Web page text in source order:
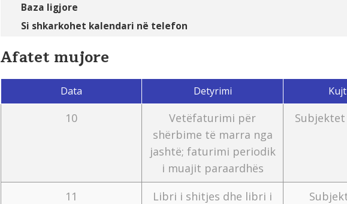
Baza ligjore
Si shkarkohet kalendari në telefon
Afatet mujore
Data Detyrimi
10
Vetëfaturimi për
shërbime të marra nga
jashtë; faturimi periodik
i muajit paraardhës
11
Libri i shitjes dhe libri i